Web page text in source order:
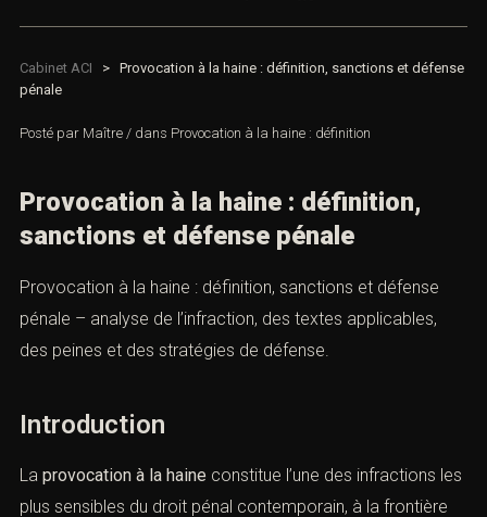
Cabinet ACI > Provocation à la haine : définition, sanctions et
défense pénale
Posté par Maître / dans Provocation à la haine : définition
Provocation à la haine : définition,
sanctions et défense pénale
Provocation à la haine : définition, sanctions et défense
pénale – analyse de l’infraction, des textes applicables,
des peines et des stratégies de défense.
Introduction
La provocation à la haine constitue l’une des infractions
les plus sensibles du droit pénal contemporain, à la